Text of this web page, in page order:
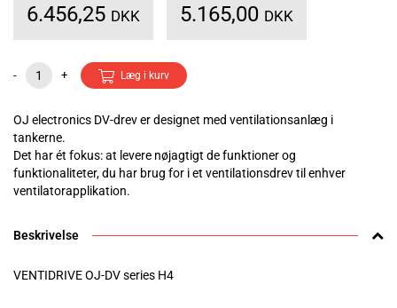
6.456,25 DKK 5.165,00 DKK
- + Læg i kurv
OJ electronics DV-drev er designet med ventilationsanlæg i
tankerne.
Det har ét fokus: at levere nøjagtigt de funktioner og
funktionaliteter, du har brug for i et ventilationsdrev til enhver
ventilatorapplikation.
Beskrivelse
VENTIDRIVE OJ-DV series H4